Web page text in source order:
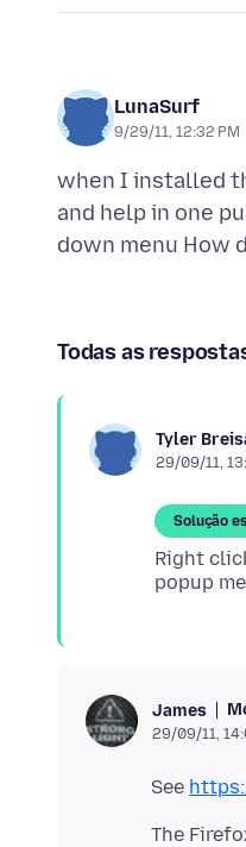
LunaSurf
9/29/11, 12:32 PM
when I installed
and help in one
Todas as
Tyler
29/09/11,
Solução
Right
James
29/09/11,
See